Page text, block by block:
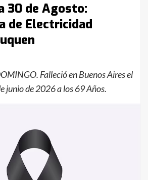
30 de Agosto:
de Electricidad
Falleció en Buenos Aires el
junio de 2026 a los 69 Años.